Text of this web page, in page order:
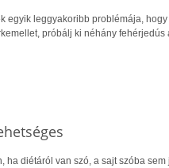
egyik leggyakoribb problémája,
próbálj ki néhány fehérjedús
ha diétáról van szó, a sajt szóba